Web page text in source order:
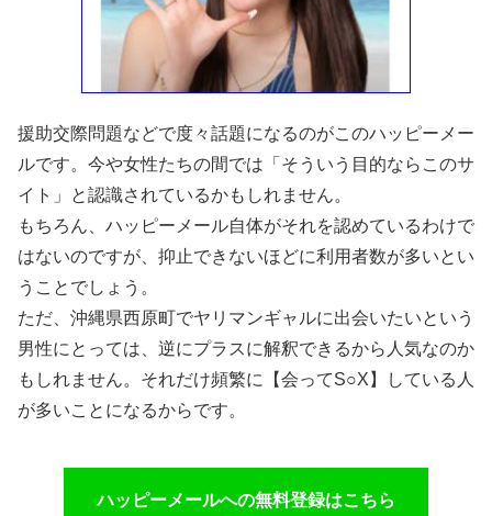
援助交際問題などで度々話題になるのがこのハッピーメー
ルです。今や女性たちの間では「そういう目的ならこのサ
イト」と認識されているかもしれません。
もちろん、ハッピーメール自体がそれを認めているわけで
はないのですが、抑止できないほどに利用者数が多いとい
うことでしょう。
ただ、沖縄県西原町でヤリマンギャルに出会いたいという
男性にとっては、逆にプラスに解釈できるから人気なのか
もしれません。それだけ頻繁に【会ってS○X】している人
が多いことになるからです。
ハッピーメールへの無料登録はこちら